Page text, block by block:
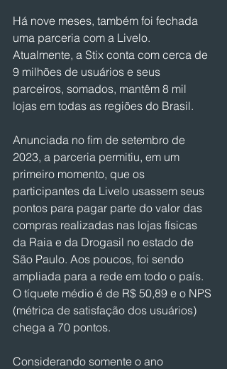
Há nove meses, também foi fechada
uma parceria com a Livelo.
Atualmente, a Stix conta com cerca de
9 milhões de usuários e seus
parceiros, somados, mantêm 8 mil
lojas em todas as regiões do Brasil.
Anunciada no fim de setembro de
2023, a parceria permitiu, em um
primeiro momento, que os
participantes da Livelo usassem seus
pontos para pagar parte do valor das
compras realizadas nas lojas físicas
da Raia e da Drogasil no estado de
São Paulo. Aos poucos, foi sendo
ampliada para a rede em todo o país.
O tíquete médio é de R$ 50,89 e o NPS
(métrica de satisfação dos usuários)
chega a 70 pontos.
Considerando somente o ano